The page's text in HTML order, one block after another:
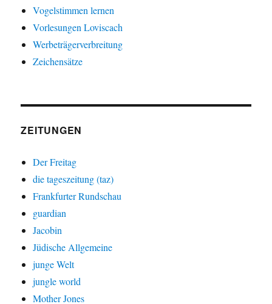
Vogelstimmen lernen
Vorlesungen Loviscach
Werbeträgerverbreitung
Zeichensätze
ZEITUNGEN
Der Freitag
die tageszeitung (taz)
Frankfurter Rundschau
guardian
Jacobin
Jüdische Allgemeine
junge Welt
jungle world
Mother Jones